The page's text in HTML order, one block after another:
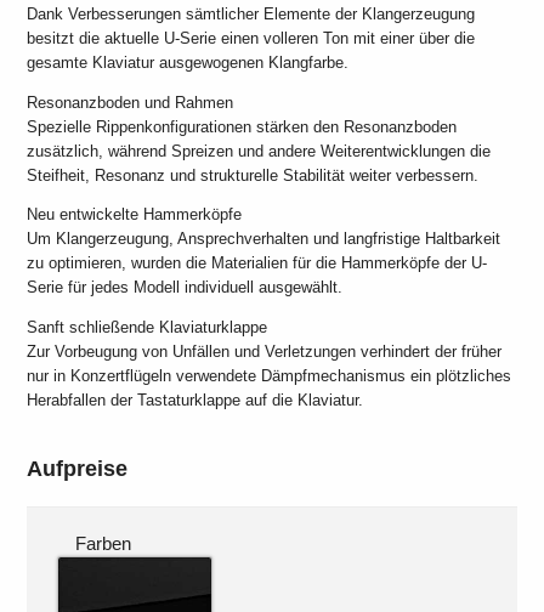
Dank Verbesserungen sämtlicher Elemente der Klangerzeugung
besitzt die aktuelle U-Serie einen volleren Ton mit einer über die
gesamte Klaviatur ausgewogenen Klangfarbe.
Resonanzboden und Rahmen
Spezielle Rippenkonfigurationen stärken den Resonanzboden
zusätzlich, während Spreizen und andere Weiterentwicklungen die
Steifheit, Resonanz und strukturelle Stabilität weiter verbessern.
Neu entwickelte Hammerköpfe
Um Klangerzeugung, Ansprechverhalten und langfristige Haltbarkeit
zu optimieren, wurden die Materialien für die Hammerköpfe der U-
Serie für jedes Modell individuell ausgewählt.
Sanft schließende Klaviaturklappe
Zur Vorbeugung von Unfällen und Verletzungen verhindert der früher
nur in Konzertflügeln verwendete Dämpfmechanismus ein plötzliches
Herabfallen der Tastaturklappe auf die Klaviatur.
Aufpreise
Farben